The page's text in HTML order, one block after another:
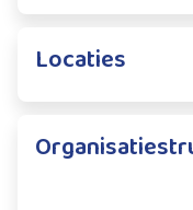
Locaties